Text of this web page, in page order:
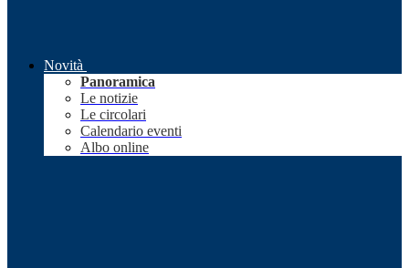
Novità
Panoramica
Le notizie
Le circolari
Calendario eventi
Albo online